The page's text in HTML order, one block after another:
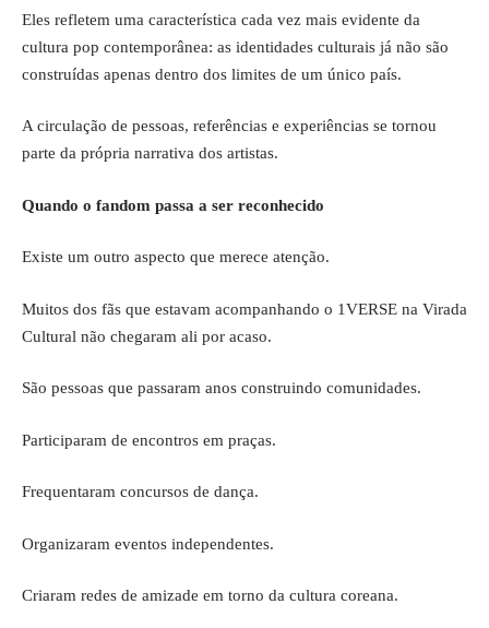
Eles refletem uma característica cada vez mais evidente da
cultura pop contemporânea: as identidades culturais já não são
construídas apenas dentro dos limites de um único país.
A circulação de pessoas, referências e experiências se tornou
parte da própria narrativa dos artistas.
Quando o fandom passa a ser reconhecido
Existe um outro aspecto que merece atenção.
Muitos dos fãs que estavam acompanhando o 1VERSE na Virada
Cultural não chegaram ali por acaso.
São pessoas que passaram anos construindo comunidades.
Participaram de encontros em praças.
Frequentaram concursos de dança.
Organizaram eventos independentes.
Criaram redes de amizade em torno da cultura coreana.